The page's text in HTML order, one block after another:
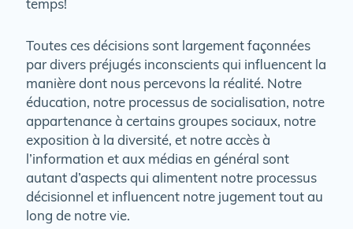
temps!
Toutes ces décisions sont largement façonnées
par divers préjugés inconscients qui influencent la
manière dont nous percevons la réalité. Notre
éducation, notre processus de socialisation, notre
appartenance à certains groupes sociaux, notre
exposition à la diversité, et notre accès à
l’information et aux médias en général sont
autant d’aspects qui alimentent notre processus
décisionnel et influencent notre jugement tout au
long de notre vie.